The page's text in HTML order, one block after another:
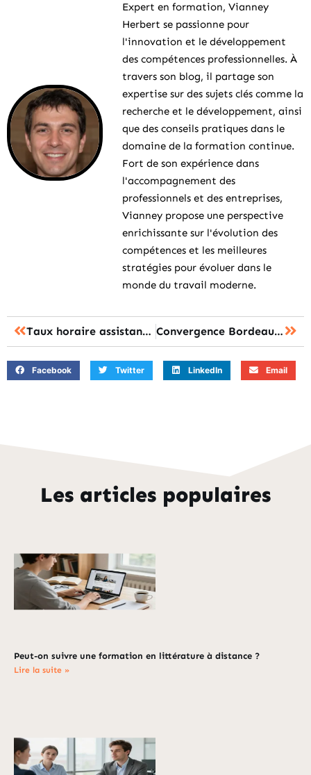
Expert en formation, Vianney
Herbert se passionne pour
l'innovation et le développement
des compétences professionnelles. À
travers son blog, il partage son
expertise sur des sujets clés comme la
recherche et le développement, ainsi
que des conseils pratiques dans le
domaine de la formation continue.
Fort de son expérience dans
l'accompagnement des
professionnels et des entreprises,
Vianney propose une perspective
enrichissante sur l'évolution des
compétences et les meilleures
stratégies pour évoluer dans le
monde du travail moderne.
Taux horaire assistante maternelle 2025 : les évolutions à connaître pour embaucher Convergence Bordeaux : la plateforme de formation pour l’académie en pratique
Facebook Twitter LinkedIn Email
Les articles populaires
Peut-on suivre une formation en littérature à distance ?
Lire la suite »